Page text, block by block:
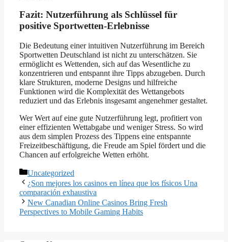
Fazit: Nutzerführung als Schlüssel für
positive Sportwetten-Erlebnisse
Die Bedeutung einer intuitiven Nutzerführung im Bereich
Sportwetten Deutschland ist nicht zu unterschätzen. Sie
ermöglicht es Wettenden, sich auf das Wesentliche zu
konzentrieren und entspannt ihre Tipps abzugeben. Durch
klare Strukturen, moderne Designs und hilfreiche
Funktionen wird die Komplexität des Wettangebots
reduziert und das Erlebnis insgesamt angenehmer gestaltet.
Wer Wert auf eine gute Nutzerführung legt, profitiert von
einer effizienten Wettabgabe und weniger Stress. So wird
aus dem simplen Prozess des Tippens eine entspannte
Freizeitbeschäftigung, die Freude am Spiel fördert und die
Chancen auf erfolgreiche Wetten erhöht.
Categories
Uncategorized
¿Son mejores los casinos en línea que los físicos Una
comparación exhaustiva
New Canadian Online Casinos Bring Fresh
Perspectives to Mobile Gaming Habits